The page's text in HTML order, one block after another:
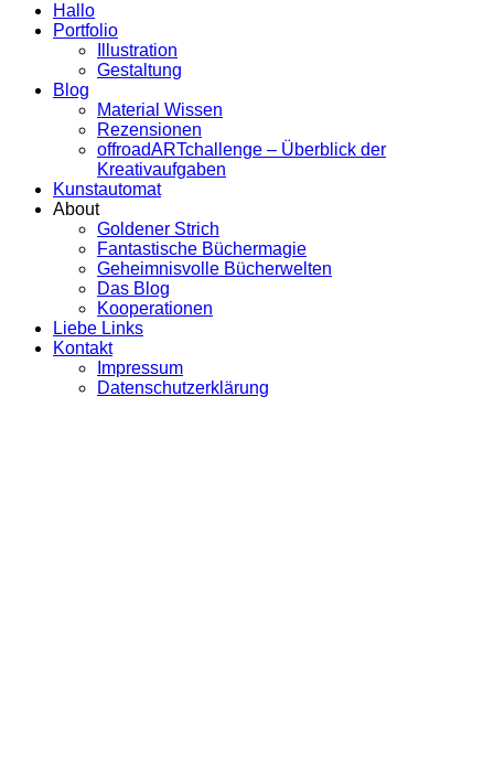
Hallo
Portfolio
Illustration
Gestaltung
Blog
Material Wissen
Rezensionen
offroadARTchallenge – Überblick der
Kreativaufgaben
Kunstautomat
About
Goldener Strich
Fantastische Büchermagie
Geheimnisvolle Bücherwelten
Das Blog
Kooperationen
Liebe Links
Kontakt
Impressum
Datenschutzerklärung